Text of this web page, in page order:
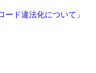
ド違法化について」